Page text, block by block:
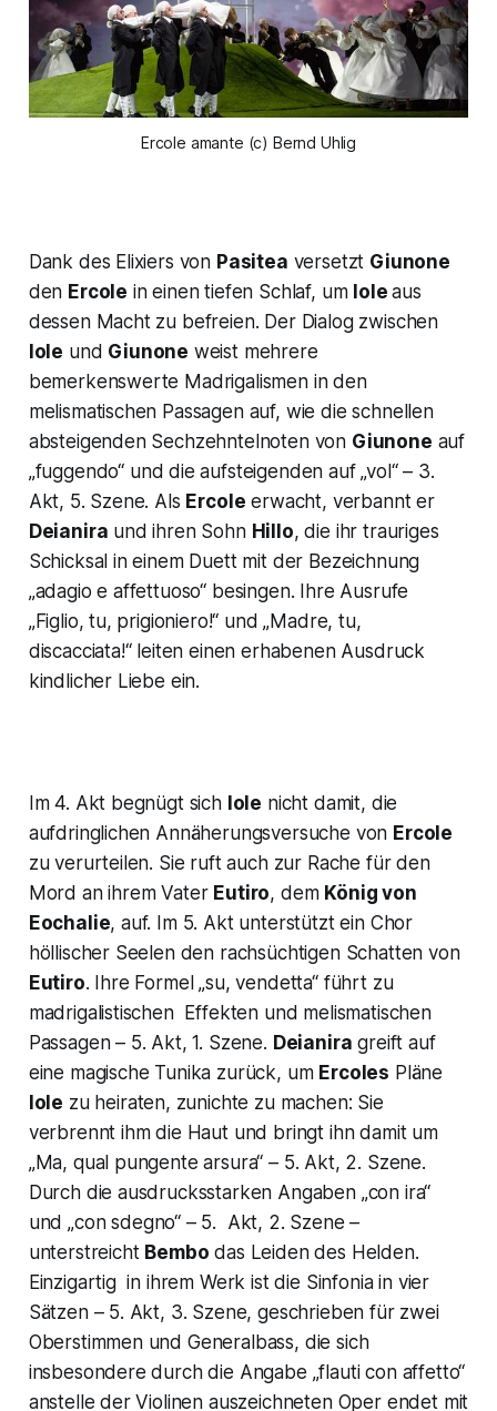
Ercole amante (c) Bernd Uhlig
Dank des Elixiers von Pasitea versetzt Giunone
den Ercole in einen tiefen Schlaf, um Ioleaus
dessen Macht zu befreien. Der Dialog zwischen
Iole und Giunone weist mehrere
bemerkenswerte Madrigalismen in den
melismatischen Passagen auf, wie die schnellen
absteigenden Sechzehntelnoten von Giunone auf
„fuggendo“ und die aufsteigenden auf„vol“– 3.
Akt, 5. Szene. Als Ercole erwacht, verbannt er
Deianira und ihren Sohn Hillo, die ihr trauriges
Schicksal in einem Duett mit der Bezeichnung
„adagio e affettuoso“ besingen. Ihre Ausrufe
„Figlio, tu, prigioniero!“ und„Madre, tu,
discacciata!“leiten einen erhabenen Ausdruck
kindlicher Liebe ein.
Im 4. Akt begnügt sich Iole nicht damit, die
aufdringlichen Annäherungsversuche von Ercole
zu verurteilen. Sie ruft auch zur Rache für den
Mord an ihrem Vater Eutiro, dem König von
Eochalie, auf. Im 5. Akt unterstützt ein Chor
höllischer Seelen den rachsüchtigen Schatten von
Eutiro. Ihre Formel„su, vendetta“führt zu
madrigalistischen Effekten und melismatischen
Passagen – 5. Akt, 1. Szene. Deianira greift auf
eine magische Tunika zurück, um Ercoles Pläne
Iole zu heiraten, zunichte zu machen: Sie
verbrennt ihm die Haut und bringt ihn damit um
„Ma, qual pungente arsura“ – 5. Akt, 2. Szene.
Durch die ausdrucksstarken Angaben „con ira“
und„con sdegno“ – 5. Akt, 2. Szene –
unterstreicht Bembo das Leiden des Helden.
Einzigartig in ihrem Werk ist die Sinfoniain vier
Sätzen – 5. Akt, 3. Szene, geschrieben für zwei
Oberstimmen und Generalbass, die sich
insbesondere durch die Angabe „flauti con affetto“
anstelle der Violinen auszeichneten Oper endet mit